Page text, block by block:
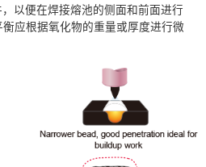
以便在焊接熔池的侧面和前面进行
应根据氧化物的重量或厚度进行微